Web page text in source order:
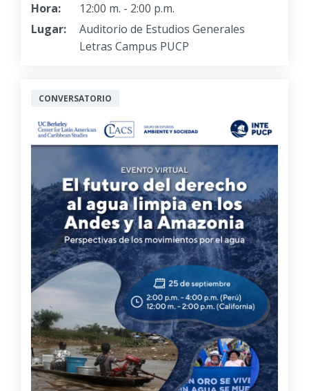
Hora:
12:00 m. - 2:00 p.m.
Lugar:
Auditorio de Estudios Generales
Letras Campus PUCP
CONVERSATORIO